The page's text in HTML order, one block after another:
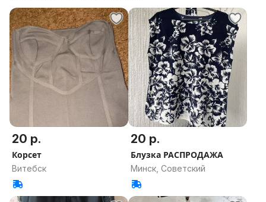
20 р.
Корсет
Витебск
20 р.
Блузка РАСПРОДАЖА
Минск, Советский